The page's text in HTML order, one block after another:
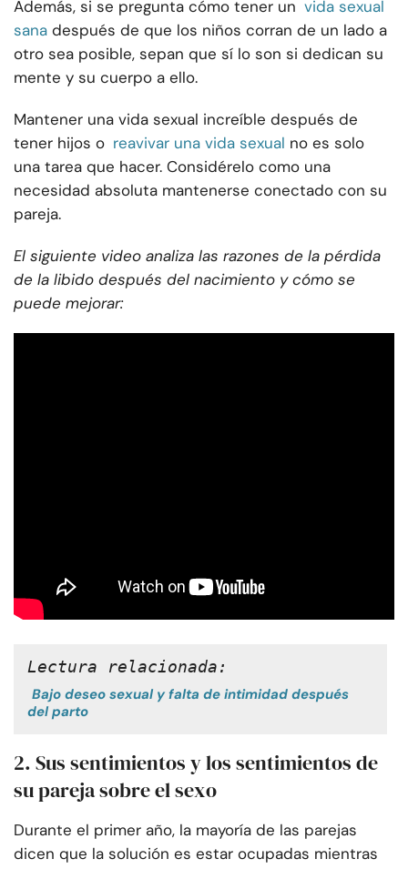
Además, si se pregunta cómo tener un vida sexual
sana después de que los niños corran de un lado a
otro sea posible, sepan que sí lo son si dedican su
mente y su cuerpo a ello.
Mantener una vida sexual increíble después de
tener hijos o reavivar una vida sexual no es solo
una tarea que hacer. Considérelo como una
necesidad absoluta mantenerse conectado con su
pareja.
El siguiente video analiza las razones de la pérdida
de la libido después del nacimiento y cómo se
puede mejorar:
Lectura relacionada:
Bajo deseo sexual y falta de intimidad después
del parto
2. Sus sentimientos y los sentimientos de
su pareja sobre el sexo
Durante el primer año, la mayoría de las parejas
dicen que la solución es estar ocupadas mientras